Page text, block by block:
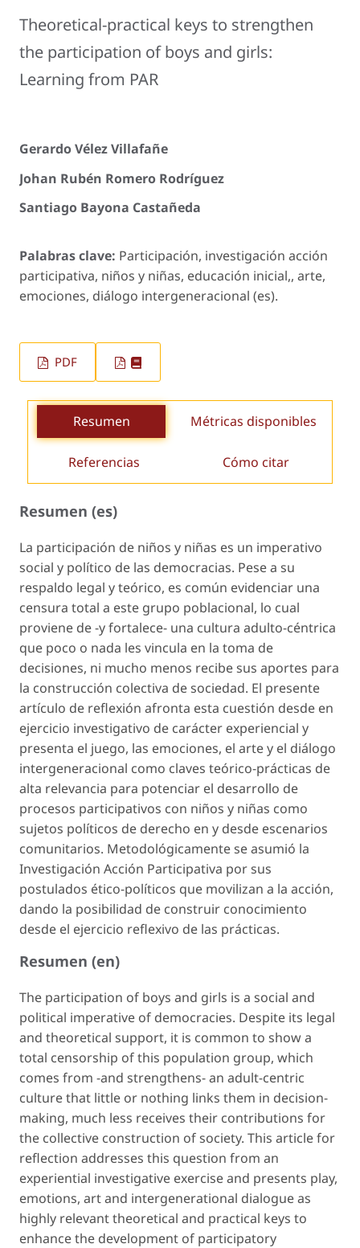
Theoretical-practical keys to strengthen
the participation of boys and girls:
Learning from PAR
Gerardo Vélez Villafañe
Johan Rubén Romero Rodríguez
Santiago Bayona Castañeda
Palabras clave: Participación, investigación acción
participativa, niños y niñas, educación inicial,, arte,
emociones, diálogo intergeneracional (es).
PDF
Resumen Métricas disponibles
Referencias Cómo citar
Resumen (es)
La participación de niños y niñas es un imperativo
social y político de las democracias. Pese a su
respaldo legal y teórico, es común evidenciar una
censura total a este grupo poblacional, lo cual
proviene de -y fortalece- una cultura adulto-céntrica
que poco o nada les vincula en la toma de
decisiones, ni mucho menos recibe sus aportes para
la construcción colectiva de sociedad. El presente
artículo de reflexión afronta esta cuestión desde en
ejercicio investigativo de carácter experiencial y
presenta el juego, las emociones, el arte y el diálogo
intergeneracional como claves teórico-prácticas de
alta relevancia para potenciar el desarrollo de
procesos participativos con niños y niñas como
sujetos políticos de derecho en y desde escenarios
comunitarios. Metodológicamente se asumió la
Investigación Acción Participativa por sus
postulados ético-políticos que movilizan a la acción,
dando la posibilidad de construir conocimiento
desde el ejercicio reflexivo de las prácticas.
Resumen (en)
The participation of boys and girls is a social and
political imperative of democracies. Despite its legal
and theoretical support, it is common to show a
total censorship of this population group, which
comes from -and strengthens- an adult-centric
culture that little or nothing links them in decision-
making, much less receives their contributions for
the collective construction of society. This article for
reflection addresses this question from an
experiential investigative exercise and presents play,
emotions, art and intergenerational dialogue as
highly relevant theoretical and practical keys to
enhance the development of participatory